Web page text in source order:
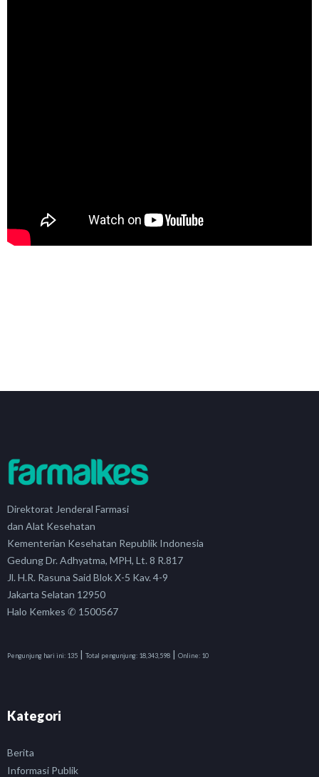
Direktorat Jenderal Farmasi
dan Alat Kesehatan
Kementerian Kesehatan Republik Indonesia
Gedung Dr. Adhyatma, MPH, Lt. 8 R.817
Jl. H.R. Rasuna Said Blok X-5 Kav. 4-9
Jakarta Selatan 12950
Halo Kemkes ✆ 1500567
Pengunjung hari ini: 135 | Total pengunjung: 18,343,598 | Online: 10
Kategori
Berita
Informasi Publik